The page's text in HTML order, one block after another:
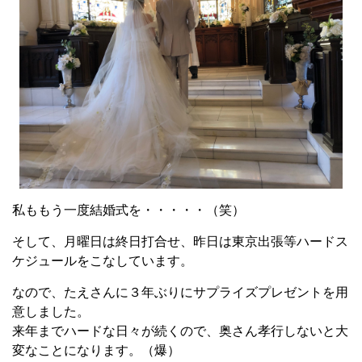
私ももう一度結婚式を・・・・・（笑）
そして、月曜日は終日打合せ、昨日は東京出張等ハードス
ケジュールをこなしています。
なので、たえさんに３年ぶりにサプライズプレゼントを用
意しました。
来年までハードな日々が続くので、奥さん孝行しないと大
変なことになります。（爆）